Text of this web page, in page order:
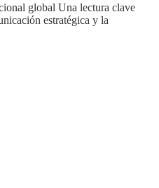
global Una lectura clave
estratégica y la